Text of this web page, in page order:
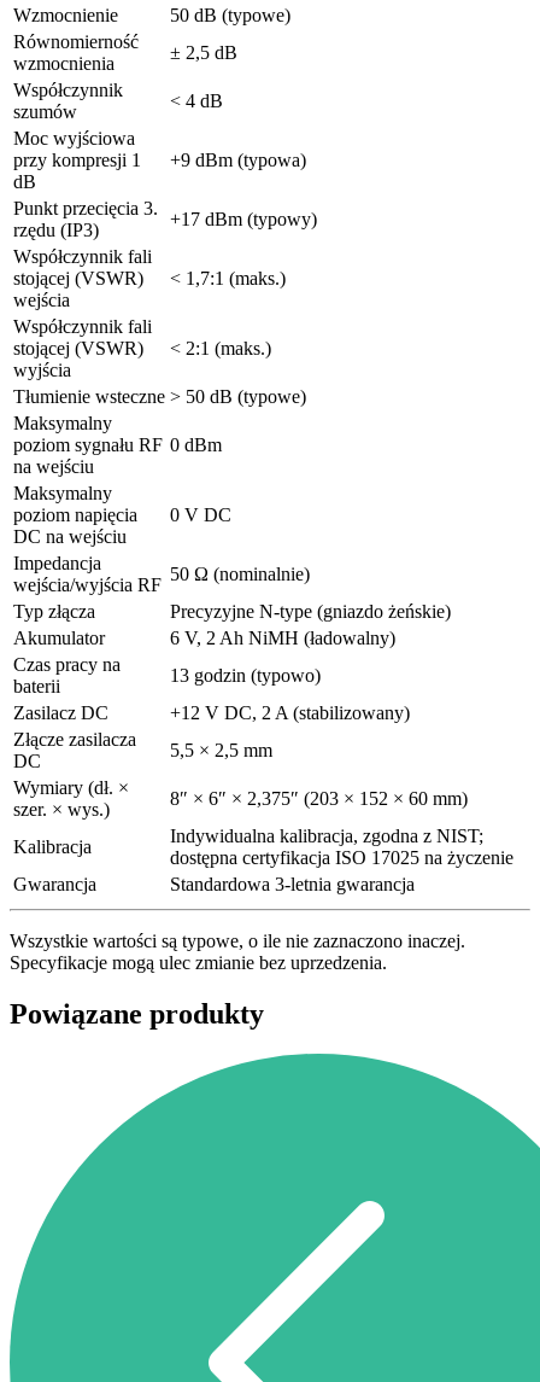
Wzmocnienie
50 dB (typowe)
Równomierność
wzmocnienia
± 2,5 dB
Współczynnik
szumów
< 4 dB
Moc wyjściowa
przy kompresji 1
dB
+9 dBm (typowa)
Punkt przecięcia 3.
rzędu (IP3)
+17 dBm (typowy)
Współczynnik fali
stojącej (VSWR)
wejścia
< 1,7:1 (maks.)
Współczynnik fali
stojącej (VSWR)
wyjścia
< 2:1 (maks.)
Tłumienie wsteczne > 50 dB (typowe)
Maksymalny
poziom sygnału RF
na wejściu
0 dBm
Maksymalny
poziom napięcia
DC na wejściu
0 V DC
Impedancja
wejścia/wyjścia RF
50 Ω (nominalnie)
Typ złącza
Precyzyjne N-type (gniazdo żeńskie)
Akumulator
6 V, 2 Ah NiMH (ładowalny)
Czas pracy na
baterii
13 godzin (typowo)
Zasilacz DC
+12 V DC, 2 A (stabilizowany)
Złącze zasilacza
DC
5,5 × 2,5 mm
Wymiary (dł. ×
szer. × wys.)
8″ × 6″ × 2,375″ (203 × 152 × 60 mm)
Kalibracja
Indywidualna kalibracja, zgodna z NIST;
dostępna certyfikacja ISO 17025 na życzenie
Gwarancja
Standardowa 3-letnia gwarancja
Wszystkie wartości są typowe, o ile nie zaznaczono inaczej.
Specyfikacje mogą ulec zmianie bez uprzedzenia.
Powiązane produkty